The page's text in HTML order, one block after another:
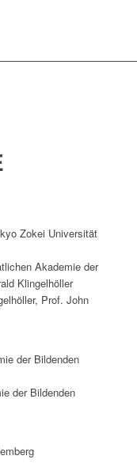
Zokei Universität
Akademie der
Klingelhöller
Prof. John
der Bildenden
der Bildenden